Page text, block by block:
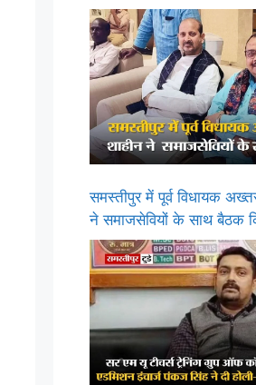
समस्तीपुर में पूर्व विधायक
ने समाजसेवियों के साथ बैठक